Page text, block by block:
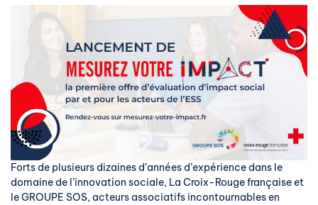
Forts de plusieurs dizaines d’années d’expérience dans le
domaine de l’innovation sociale, La Croix-Rouge française et
le GROUPE SOS, acteurs associatifs incontournables en